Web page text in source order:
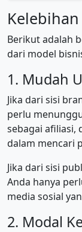
Berikut adalah
dari model
1. Mudah
Jika dari sisi
perlu
sebagai afiliasi,
dalam mencari
Jika dari sisi
Anda hanya
media sosial
2. Modal